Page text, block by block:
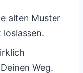
alten Muster
loslassen.
Weg.